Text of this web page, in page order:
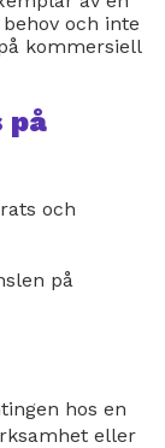
och inte
kommersiell
på
och
på
hos en
eller